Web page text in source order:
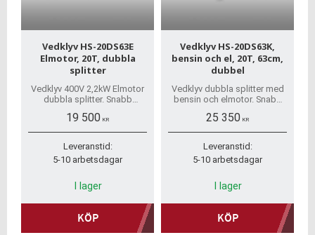
Vedklyv HS-20DS63E
Elmotor, 20T, dubbla
splitter
Vedklyv 400V 2,2kW Elmotor
dubbla splitter. Snabb
avgifter. Alla reservdelar på
lager.
19 500 KR
Leveranstid:
5-10 arbetsdagar
I lager
KÖP
Vedklyv HS-20DS63K,
bensin och el, 20T, 63cm,
dubbel
Vedklyv dubbla splitter med
bensin och elmotor. Snabb
avgifter. Reservdelar finns på
lager.
25 350 KR
Leveranstid:
5-10 arbetsdagar
I lager
KÖP